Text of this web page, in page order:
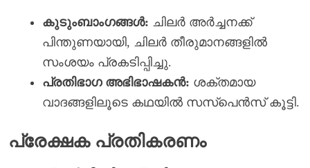
കുടുംബാംഗങ്ങൾ: ചിലർ അർച്ചനക്ക്
പിന്തുണയായി, ചിലർ തീരുമാനങ്ങളിൽ
സംശയം പ്രകടിപ്പിച്ചു.
പ്രതിഭാഗ അഭിഭാഷകൻ: ശക്തമായ
വാദങ്ങളിലൂടെ കഥയിൽ സസ്പെൻസ് കൂട്ടി.
പ്രേക്ഷക പ്രതികരണം